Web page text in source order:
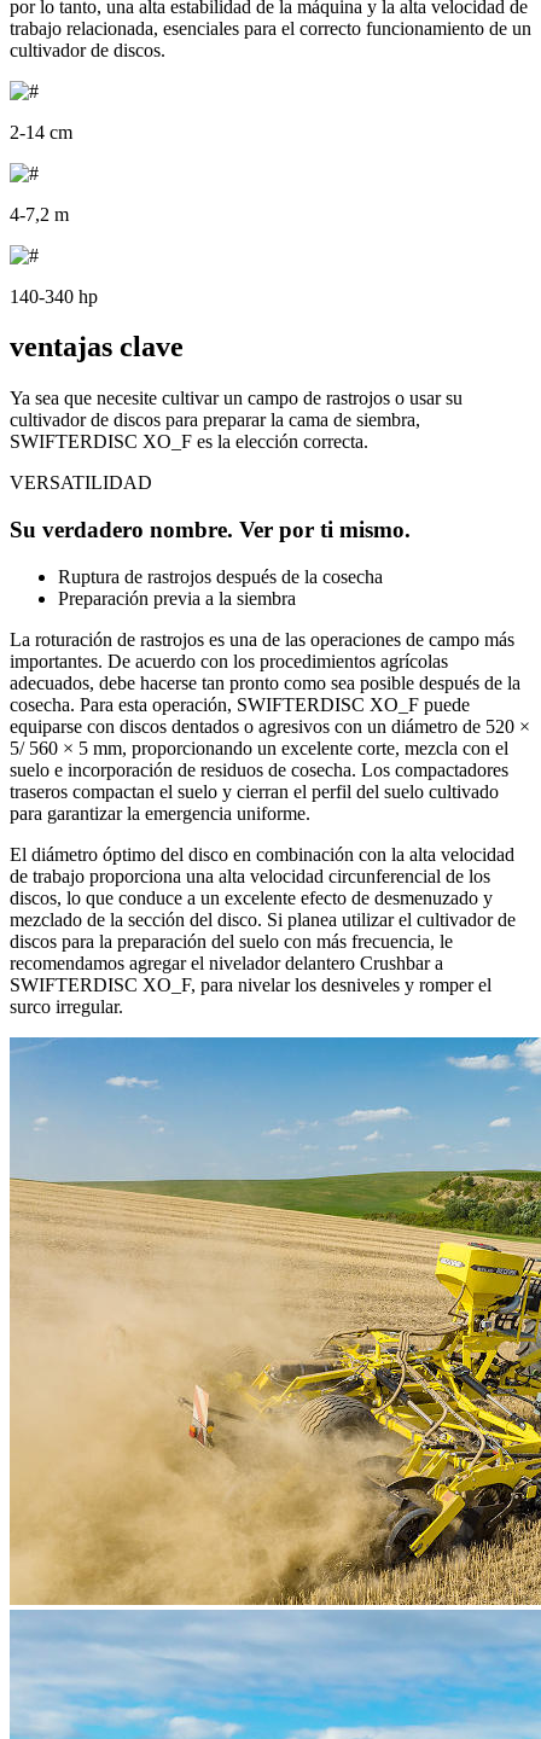
por lo tanto, una alta estabilidad de la máquina y la alta velocidad de
trabajo relacionada, esenciales para el correcto funcionamiento de un
cultivador de discos.
2-14 cm
4-7,2 m
140-340 hp
ventajas clave
Ya sea que necesite cultivar un campo de rastrojos o usar su
cultivador de discos para preparar la cama de siembra,
SWIFTERDISC XO_F es la elección correcta.
VERSATILIDAD
Su verdadero nombre. Ver por ti mismo.
Ruptura de rastrojos después de la cosecha
Preparación previa a la siembra
La roturación de rastrojos es una de las operaciones de campo más
importantes. De acuerdo con los procedimientos agrícolas
adecuados, debe hacerse tan pronto como sea posible después de la
cosecha. Para esta operación, SWIFTERDISC XO_F puede
equiparse con discos dentados o agresivos con un diámetro de 520 ×
5/ 560 × 5 mm, proporcionando un excelente corte, mezcla con el
suelo e incorporación de residuos de cosecha. Los compactadores
traseros compactan el suelo y cierran el perfil del suelo cultivado
para garantizar la emergencia uniforme.
El diámetro óptimo del disco en combinación con la alta velocidad
de trabajo proporciona una alta velocidad circunferencial de los
discos, lo que conduce a un excelente efecto de desmenuzado y
mezclado de la sección del disco. Si planea utilizar el cultivador de
discos para la preparación del suelo con más frecuencia, le
recomendamos agregar el nivelador delantero Crushbar a
SWIFTERDISC XO_F, para nivelar los desniveles y romper el
surco irregular.